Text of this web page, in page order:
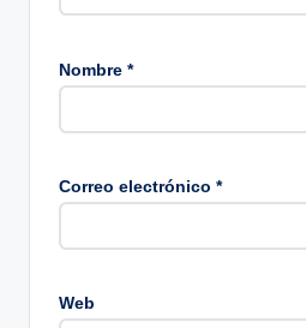
Nombre *
Correo electrónico *
Web